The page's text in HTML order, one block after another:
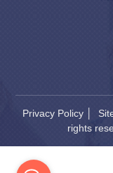
Privacy Policy│
rights